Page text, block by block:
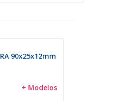
90x25x12mm
+ Modelos